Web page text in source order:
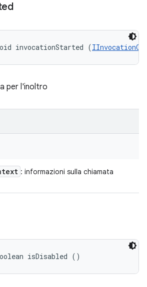
invocationStarted (
per l'inoltro
: informazioni sulla chiamata
isDisabled ()